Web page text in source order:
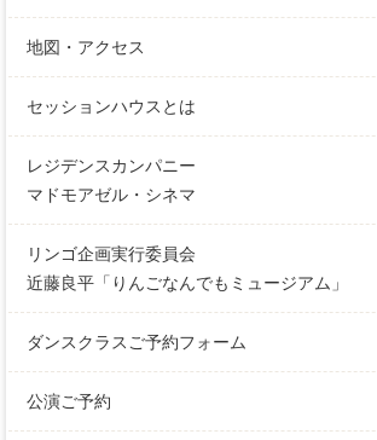
地図・アクセス
セッションハウスとは
レジデンスカンパニー
マドモアゼル・シネマ
リンゴ企画実行委員会
近藤良平「りんごなんでもミュージアム」
ダンスクラスご予約フォーム
公演ご予約